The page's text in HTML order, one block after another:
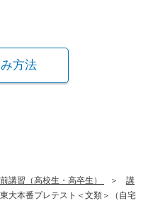
方法
講習（高校生・高卒生）
講
東大本番プレテスト＜文類＞（自宅